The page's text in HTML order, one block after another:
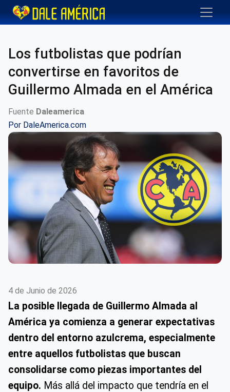
Los futbolistas que podrían
convertirse en favoritos de
Guillermo Almada en el América
Fuente Daleamerica
Por DaleAmerica.com
4 de Junio de 2026
La posible llegada de Guillermo Almada al
América ya comienza a generar expectativas
dentro del entorno azulcrema, especialmente
entre aquellos futbolistas que buscan
consolidarse como piezas importantes del
equipo. Más allá del impacto que tendría en el